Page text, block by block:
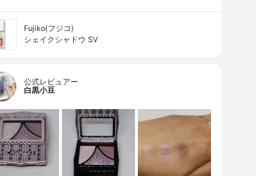
Fujiko(フジコ)
シェイクシャドウ SV
公式レビュアー
白黒小豆